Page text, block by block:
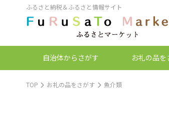
ふるさと納税＆ふるさと情報サイト
自治体からさがす お礼の品を
TOP お礼の品をさがす 魚介類